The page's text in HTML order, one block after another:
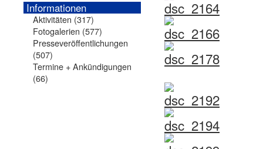
Informationen
Aktivitäten (317)
Fotogalerien (577)
Presseveröffentlichungen
(507)
Termine + Ankündigungen
(66)